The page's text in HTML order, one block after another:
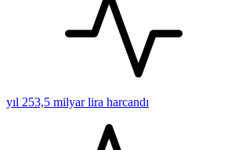
yıl 253,5 milyar lira harcandı